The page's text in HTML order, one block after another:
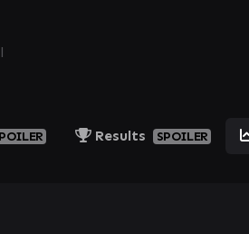
Results SPOILER